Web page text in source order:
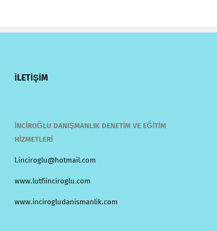
İLETİŞİM
İNCİROĞLU DANIŞMANLIK DENETİM VE EĞİTİM
HİZMETLERİ
l.inciroglu@hotmail.com
www.lutfiinciroglu.com
www.incirogludanismanlik.com